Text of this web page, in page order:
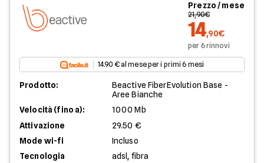
Prezzo / mese
21,90€
14,90€
per 6 rinnovi
14.90 € al mese per i primi 6 mesi
Prodotto:
Beactive FiberEvolution Base -
Aree Bianche
Velocità (fino a):
1000 Mb
Attivazione
29.50 €
Mode wi-fi
Incluso
Tecnologia
adsl, fibra